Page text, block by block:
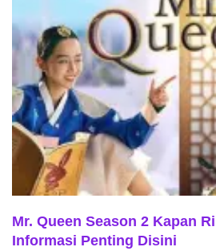
Mr. Queen Season 2 Kapan
Informasi Penting Disini